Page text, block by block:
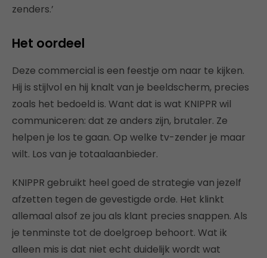
zenders.’
Het oordeel
Deze commercial is een feestje om naar te kijken.
Hij is stijlvol en hij knalt van je beeldscherm, precies
zoals het bedoeld is. Want dat is wat KNIPPR wil
communiceren: dat ze anders zijn, brutaler. Ze
helpen je los te gaan. Op welke tv-zender je maar
wilt. Los van je totaalaanbieder.
KNIPPR gebruikt heel goed de strategie van jezelf
afzetten tegen de gevestigde orde. Het klinkt
allemaal alsof ze jou als klant precies snappen. Als
je tenminste tot de doelgroep behoort. Wat ik
alleen mis is dat niet echt duidelijk wordt wat